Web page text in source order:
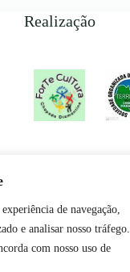
de navegação,
e analisar nosso tráfego.
com nosso uso de
Realização